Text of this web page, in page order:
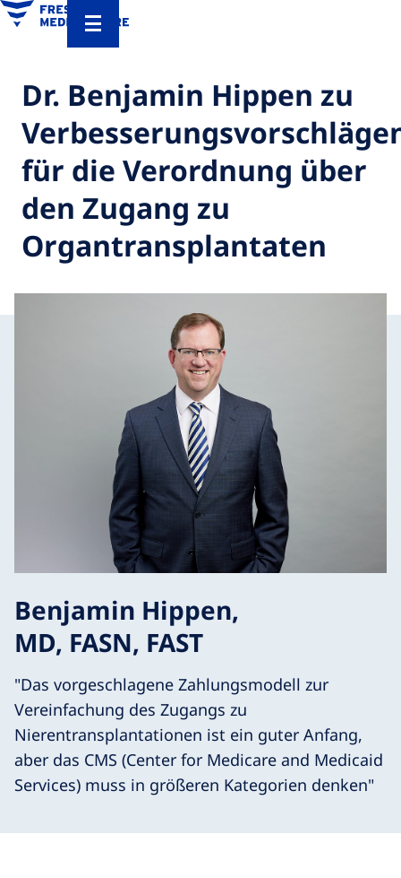
Dr. Benjamin Hippen zu
für die Verordnung über
den Zugang zu
Organtransplantaten
Benjamin Hippen,
MD, FASN, FAST
"Das vorgeschlagene Zahlungsmodell zur
Vereinfachung des Zugangs zu
Nierentransplantationen ist ein guter Anfang,
aber das CMS (Center for Medicare and Medicaid
Services) muss in größeren Kategorien denken"